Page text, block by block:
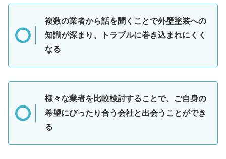
複数の業者から話を聞くことで外壁塗装への
知識が深まり、トラブルに巻き込まれにくく
なる
様々な業者を比較検討することで、ご自身の
希望にぴったり合う会社と出会うことができ
る